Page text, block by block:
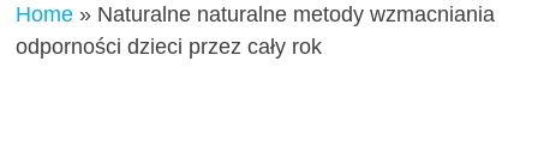
Home » Naturalne naturalne metody wzmacniania
odporności dzieci przez cały rok